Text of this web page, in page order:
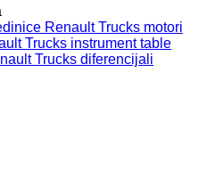
Renault Trucks motori
Trucks instrument table
Trucks diferencijali